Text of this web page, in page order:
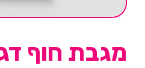
מגבת חוף